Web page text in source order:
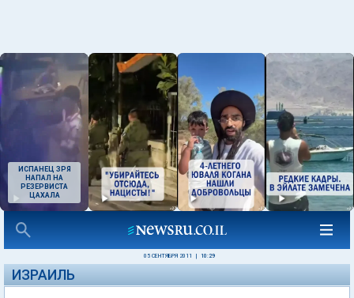
ИСПАНЕЦ ЗРЯ
НАПАЛ НА
РЕЗЕРВИСТА
ЦАХАЛА
05 СЕНТЯБРЯ 2011 10:29
ИЗРАИЛЬ